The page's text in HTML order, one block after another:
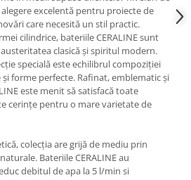
excelentă pentru proiecte de
care necesită un stil practic.
cilindrice, bateriile CERALINE sunt
clasică și spiritul modern.
specială este echilibrul compoziției
forme perfecte. Rafinat, emblematic și
este menit să satisfacă toate
cerințe pentru o mare varietate de
colecția are grijă de mediu prin
Bateriile CERALINE au
debitul de apa la 5 l/min si